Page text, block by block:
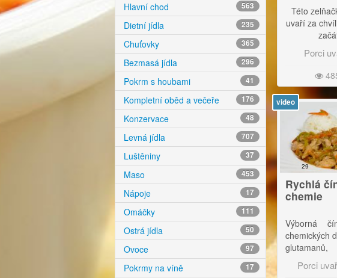
Hlavní chod 563
Dietní jídla 235
Chuťovky 365
Bezmasá jídla 296
Pokrm s houbami 41
Kompletní oběd a večeře 176
Konzervace 48
Levná jídla 707
Luštěniny 37
Maso 453
Nápoje 17
Omáčky 111
Ostrá jídla 50
Ovoce 97
Pokrmy na víně 17
Této
uvaří za
Polévka
pečivem.
Výborný
vývarem z
Pokud
množství,
nebo
Tato
uzeniny
Porci
video
29
Rychlá
chemie
Výborná
chemických
podobně.|
Porci